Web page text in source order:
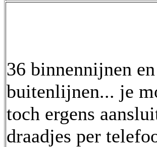
36 binnennijnen
buitenlijnen... je
toch ergens
draadjes per